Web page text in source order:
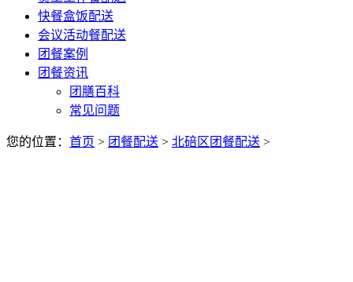
快餐盒饭配送
会议活动餐配送
团餐案例
团餐资讯
团膳百科
常见问题
您的位置： 首页 > 团餐配送 > 北碚区团餐配送 >